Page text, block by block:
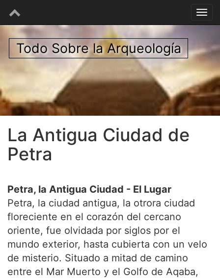
Todo Sobre la Arqueología
La Antigua Ciudad de
Petra
Petra, la Antigua Ciudad - El Lugar
Petra, la ciudad antigua, la otrora ciudad
floreciente en el corazón del cercano
oriente, fue olvidada por siglos por el
mundo exterior, hasta cubierta con un velo
de misterio. Situado a mitad de camino
entre el Mar Muerto y el Golfo de Aqaba,